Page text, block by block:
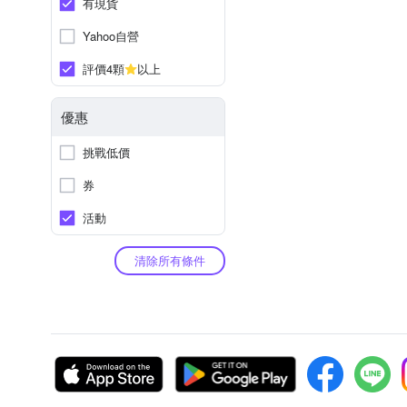
Yahoo自營
評價4顆
以上
優惠
挑戰低價
券
活動
清除所有條件